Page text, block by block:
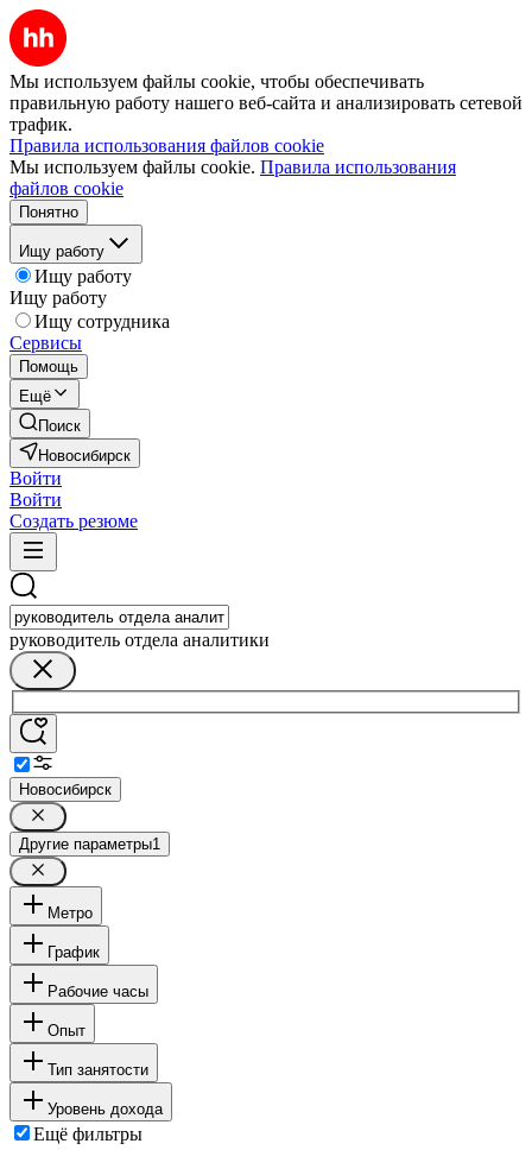
Мы используем файлы cookie, чтобы обеспечивать
правильную работу нашего веб-сайта и анализировать сетевой
трафик.
Правила использования файлов cookie
Мы используем файлы cookie. Правила использования
файлов cookie
Понятно
Ищу работу
Ищу работу
Ищу работу
Ищу сотрудника
Сервисы
Помощь
Ещё
Поиск
Новосибирск
Войти
Войти
Создать резюме
руководитель отдела аналитики
Новосибирск
Другие параметры1
Метро
График
Рабочие часы
Опыт
Тип занятости
Уровень дохода
Ещё фильтры